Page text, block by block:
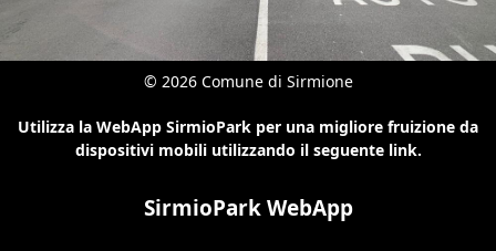
© 2026 Comune di Sirmione
Utilizza la WebApp SirmioPark per una migliore fruizione da
dispositivi mobili utilizzando il seguente link.
SirmioPark WebApp